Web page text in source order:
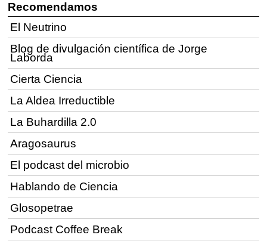
Recomendamos
El Neutrino
Blog de divulgación científica de Jorge
Laborda
Cierta Ciencia
La Aldea Irreductible
La Buhardilla 2.0
Aragosaurus
El podcast del microbio
Hablando de Ciencia
Glosopetrae
Podcast Coffee Break